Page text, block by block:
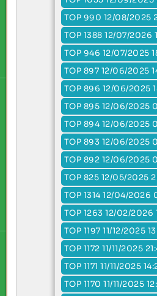
TOP 990 12/08/2025
TOP 1388 12/07/2026
TOP 946 12/07/2025
TOP 897 12/06/2025
TOP 896 12/06/2025
TOP 895 12/06/2025
TOP 894 12/06/2025
TOP 893 12/06/2025
TOP 892 12/06/2025
TOP 825 12/05/2025
TOP 1314 12/04/2026
TOP 1263 12/02/2026
TOP 1197 11/12/2025
TOP 1172 11/11/2025
TOP 1171 11/11/2025
TOP 1170 11/11/2025